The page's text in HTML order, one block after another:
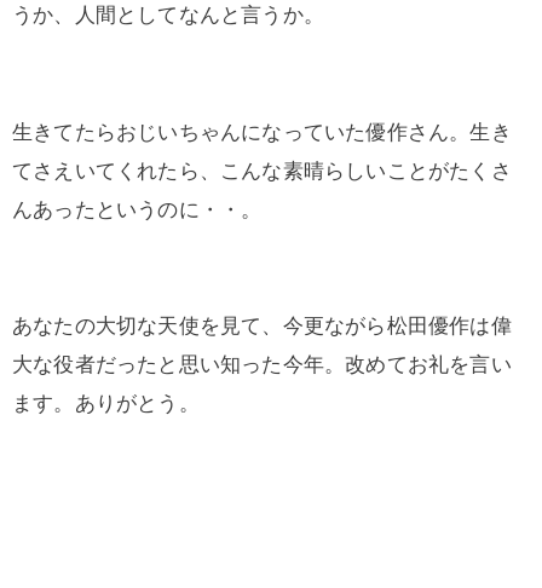
うか、人間としてなんと言うか。
生きてたらおじいちゃんになっていた優作さん。生き
てさえいてくれたら、こんな素晴らしいことがたくさ
んあったというのに・・。
あなたの大切な天使を見て、今更ながら松田優作は偉
大な役者だったと思い知った今年。改めてお礼を言い
ます。ありがとう。